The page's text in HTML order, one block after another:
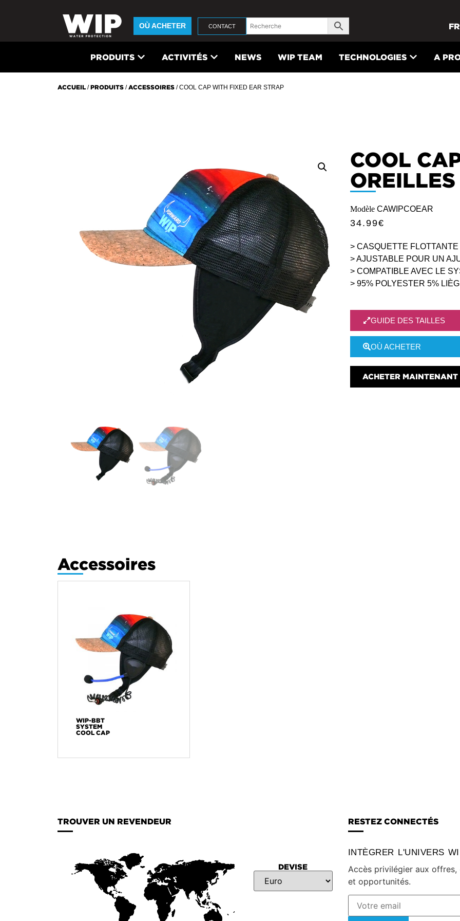
OÙ ACHETER CONTACT FR
PRODUITS ACTIVITÉS NEWS WIP TEAM TECHNOLOGIES A
ACCUEIL/PRODUITS /ACCESSOIRES / COOL CAP WITH FIXED EAR STRAP
COOL
OREILLES
Modèle CAWIPCOEAR
34.99€
> CASQUETTE FLOTTANTE
> AJUSTABLE POUR UN
> COMPATIBLE AVEC LE
> 95% POLYESTER 5%
GUIDE DES TAILLES
OÙ ACHETER
ACHETER MAINTENANT
Accessoires
WIP-BBT
SYSTEM
COOL CAP
TROUVER UN REVENDEUR
DEVISE
RESTEZ CONNECTÉS
INTÈGRER L'UNIVERS
Accès privilégier aux offres,
et opportunités.